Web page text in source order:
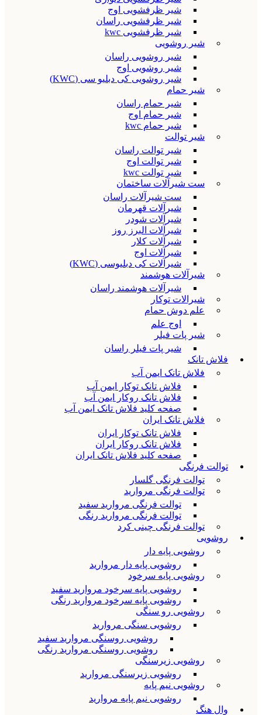
شیر ظرفشویی اوج
شیر ظرفشویی راسان
شیر ظرفشویی kwc
شیر روشویی
شیر روشویی راسان
شیر روشویی اوج
شیر روشویی کی دبلیو سی (KWC)
شیر حمام
شیر حمام راسان
شیر حمام اوج
شیر حمام kwc
شیر توالت
شیر توالت راسان
شیر توالت اوج
شیر توالت kwc
ست شیرآلات ساختمان
ست شیرآلات راسان
شیرآلات قهرمان
شیرآلات شودر
شیرآلات البرز روز
شیرآلات کلار
شیرآلات اوج
شیرآلات کی دبلیوسی (KWC)
شیرآلات هوشمند
شیرآلات هوشمند راسان
شیرالات توکار
علم دوش حمام
اوج علم
شیر پات فیلر
شیر پات فیلر راسان
فلاش تانک
فلاش تانک ایمن آب
فلاش تانک توکار ایمن آب
فلاش تانک روکار ایمن آب
صفحه کلید فلاش تانک ایمن آب
فلاش تانک ایران
فلاش تانک توکار ایران
فلاش تانک روکار ایران
صفحه کلید فلاش تانک ایران
توالت فرنگی
توالت فرنگی گلسار
توالت فرنگی مروارید
توالت فرنگی مروارید سفید
توالت فرنگی مروارید رنگی
توالت فرنگی چینی کرد
روشویی
روشویی پایه دار
روشویی پایه دار مروارید
روشویی پایه سرخود
روشویی پایه سرخود مروارید سفید
روشویی پایه سرخود مروارید رنگی
روشویی رو سنگی
روشویی سنگی مروارید
روشویی روسنگی مروارید سفید
روشویی روسنگی مروارید رنگی
روشویی زیرسنگی
روشویی زیرسنگی مروارید
روشویی نیم پایه
روشویی نیم پایه مروارید
وال هنگ